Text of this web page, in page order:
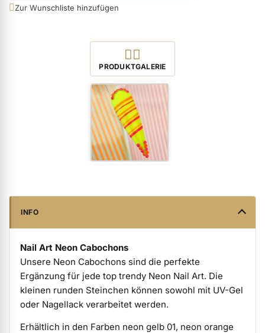
Beauty Accessoires anzeigen
Verpackungen & Verkaufshilfen anzeigen
Kundenpräsente anzeigen
Zur Wunschliste hinzufügen
Produktbilder öffnen
PRODUKTGALERIE
INFO
Nail Art Neon Cabochons
Unsere Neon Cabochons sind die perfekte
Ergänzung für jede top trendy Neon Nail Art. Die
kleinen runden Steinchen können sowohl mit UV-Gel
oder Nagellack verarbeitet werden.
Erhältlich in den Farben neon gelb 01, neon orange